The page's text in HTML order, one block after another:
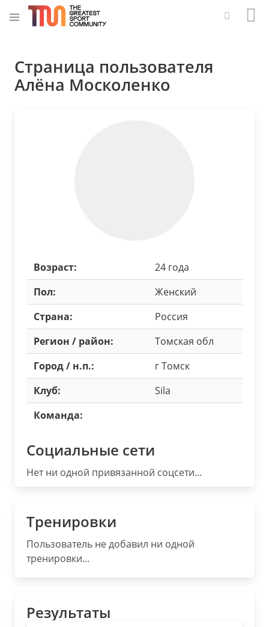
Страница пользователя
Алёна Москоленко
Возраст:
24 года
Пол:
Женский
Страна:
Россия
Регион / район:
Томская обл
Город / н.п.:
г Томск
Клуб:
Sila
Команда:
Социальные сети
Нет ни одной привязанной соцсети...
Тренировки
Пользователь не добавил ни одной
тренировки...
Результаты